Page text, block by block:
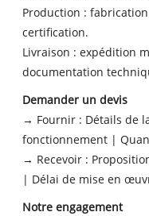
Production :
certification.
Livraison : expédition
documentation
Demander un devis
→ Fournir : Détails de
fonctionnement |
→ Recevoir :
| Délai de mise en
Notre engagement